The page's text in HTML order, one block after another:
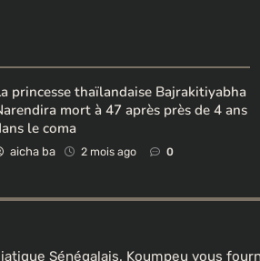
princesse thaïlandaise Bajrakitiyabha
mort à 47 après près de 4 ans
le coma
aicha ba 2 mois ago 0
Sénégalais. Koumpeu vous